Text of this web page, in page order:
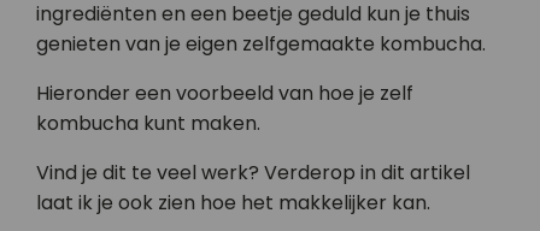
ingrediënten en een beetje geduld kun je thuis
genieten van je eigen zelfgemaakte kombucha.
Hieronder een voorbeeld van hoe je zelf
kombucha kunt maken.
Vind je dit te veel werk? Verderop in dit artikel
laat ik je ook zien hoe het makkelijker kan.